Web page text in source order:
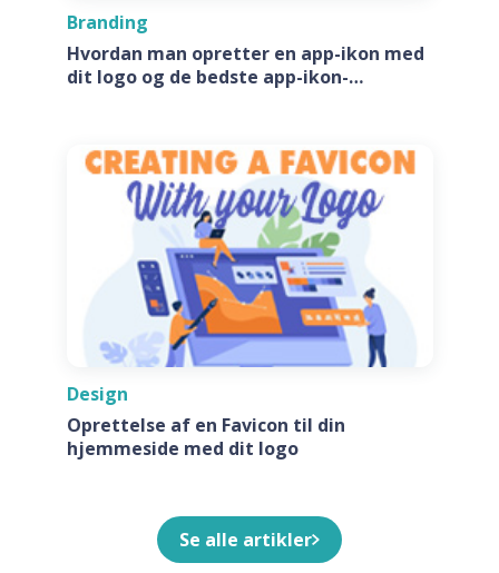
Branding
Hvordan man opretter en app-ikon med
dit logo og de bedste app-ikon-
Design
Oprettelse af en Favicon til din
hjemmeside med dit logo
Se alle artikler